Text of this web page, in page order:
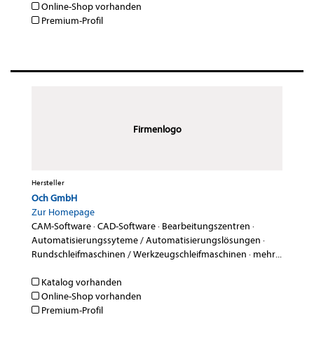
Online-Shop vorhanden
Premium-Profil
Firmenlogo
Hersteller
Och GmbH
Zur Homepage
CAM-Software·CAD-Software· Bearbeitungszentren ·
Automatisierungssyteme / Automatisierungslösungen ·
Rundschleifmaschinen / Werkzeugschleifmaschinen · mehr...
Katalog vorhanden
Online-Shop vorhanden
Premium-Profil